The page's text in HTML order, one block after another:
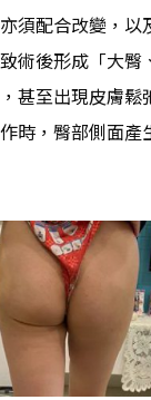
須配合改變，以
術後形成「大臀
甚至出現皮膚鬆
時，臀部側面產